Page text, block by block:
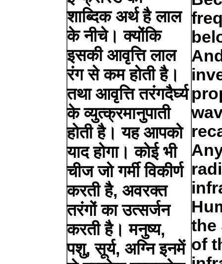
शाब्दिक अर्थ है लाल
के नीचे। क्योंकि
इसकी आवृत्ति लाल
रंग से कम होती है।
तथा आवृत्ति तरंगदैर्घ्य
के व्युत्क्रमानुपाती
होती है। यह आपको
याद होगा। कोई भी
चीज जो गर्मी विकीर्ण
करती है, अवरक्त
तरंगों का उत्सर्जन
करती है। मनुष्य,
पशु, सूर्य, अग्नि इनमें
the
of